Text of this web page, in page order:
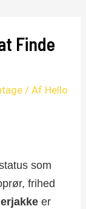
Finde
/ Af Hello
som
frihed
er